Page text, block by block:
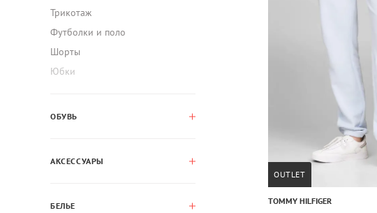
Трикотаж
Футболки и поло
Шорты
Юбки
ОБУВЬ
АКСЕССУАРЫ
БЕЛЬЕ
OUTLET
TOMMY HILFIGER